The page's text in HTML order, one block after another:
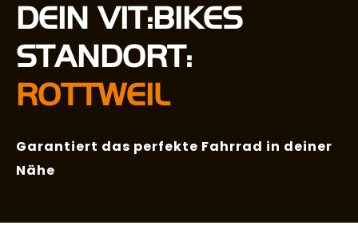
DEIN VIT:BIKES
STANDORT:
ROTTWEIL
Garantiert das perfekte Fahrrad in deiner
Nähe